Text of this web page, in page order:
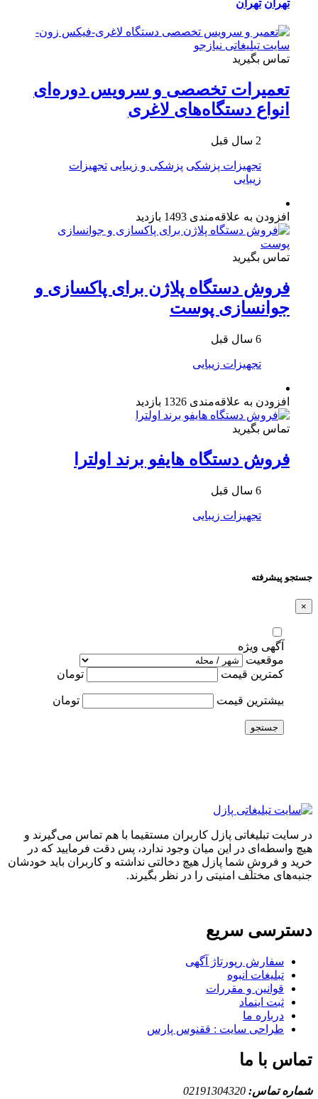
تهران تهران
تماس بگیرید
تعمیرات تخصصی و سرویس دوره‌ای
انواع دستگاه‌های لاغری
2 سال قبل
تجهیزات پزشکی پزشکی و زیبایی تجهیزات
زیبایی
افزودن به علاقه‌مندی 1493 بازدید
تماس بگیرید
فروش دستگاه پلاژن برای پاکسازی و
جوانسازی پوست
6 سال قبل
تجهیزات زیبایی
افزودن به علاقه‌مندی 1326 بازدید
تماس بگیرید
فروش دستگاه هایفو برند اولترا
6 سال قبل
تجهیزات زیبایی
جستجو پیشرفته
×
آگهی ویژه
موقعیت
کمترین قیمت
تومان
بیشترین قیمت تومان
جستجو
در سایت تبلیغاتی پازل کاربران مستقیما با هم تماس می‌گیرند و
هیچ واسطه‌ای در این میان وجود ندارد، پس دقت فرمایید که در
خرید و فروشِ شما پازل هیچ دخالتی نداشته و کاربران باید خودشان
جنبه‌های مختلف امنیتی را در نظر بگیرند.
دسترسی سریع
سفارش رپورتاژ آگهی
تبلیغات انبوه
قوانین و مقررات
ثبت اینماد
درباره ما
طراحی سایت : ققنوس پارس
تماس با ما
شماره تماس: 02191304320